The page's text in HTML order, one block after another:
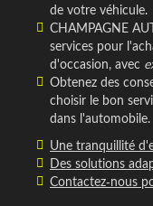
de votre véhicule.
CHAMPAGNE
services pour
d'occasion, avec
Obtenez des
choisir le bon
dans l'automobile.
Une tranquillité
Des solutions
Contactez-nous